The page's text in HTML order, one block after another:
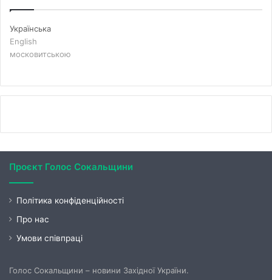
Українська
English
московитською
Проєкт Голос Сокальщини
Політика конфіденційності
Про нас
Умови співпраці
Голос Сокальщини – новини Західної України.